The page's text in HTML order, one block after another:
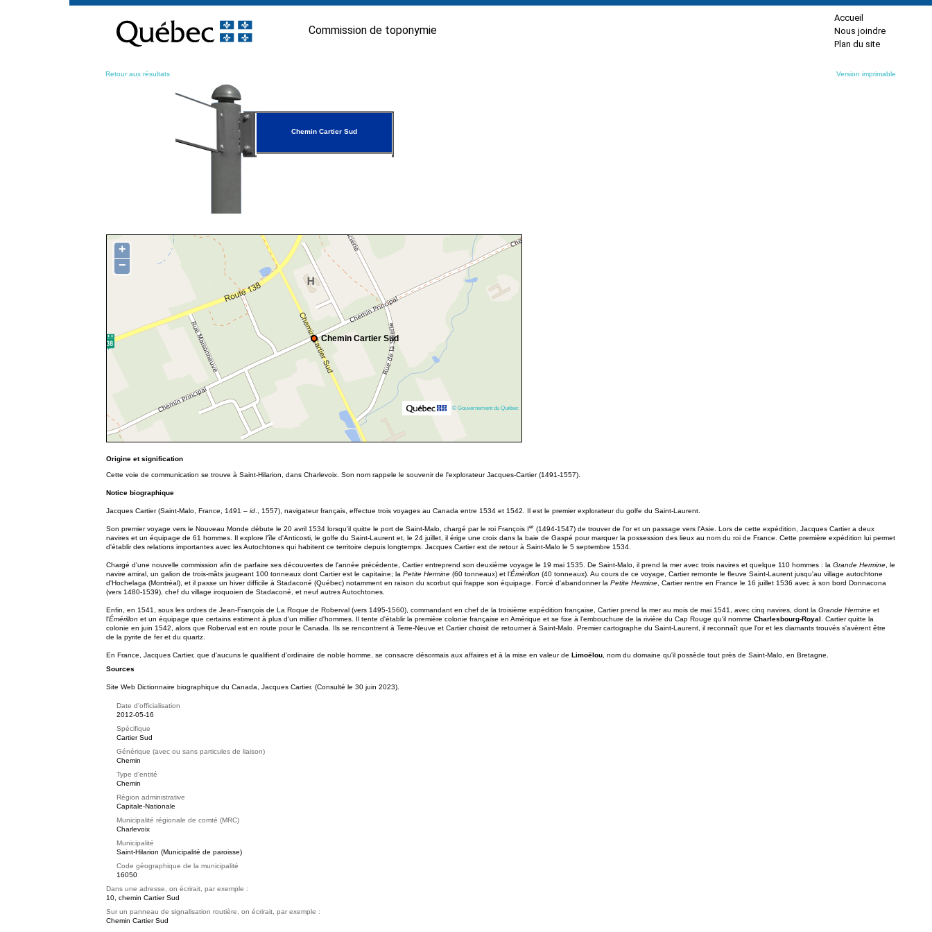
contenu
Commission de toponymie
Accueil
Nous joindre
Plan du site
Retour aux résultats Version imprimable
Chemin Cartier Sud
Chemin Cartier Sud
+
−
© Gouvernement du Québec
Origine et signification
Cette voie de communication se trouve à Saint-Hilarion, dans Charlevoix. Son nom rappele le souvenir de l'explorateur Jacques-Cartier (1491-1557).
Notice biographique
Jacques Cartier (Saint-Malo, France, 1491 – id ., 1557), navigateur français, effectue trois voyages au Canada entre 1534 et 1542. Il est le premier explorateur du golfe du Saint-Laurent.
Son premier voyage vers le Nouveau Monde débute le 20 avril 1534 lorsqu'il quitte le port de Saint-Malo, chargé par le roi François Ier (1494-1547) de trouver de l'or et un passage vers l'Asie. Lors de cette expédition, Jacques Cartier a deux
navires et un équipage de 61 hommes. Il explore l'île d'Anticosti, le golfe du Saint-Laurent et, le 24 juillet, il érige une croix dans la baie de Gaspé pour marquer la possession des lieux au nom du roi de France. Cette première expédition lui permet
d'établir des relations importantes avec les Autochtones qui habitent ce territoire depuis longtemps. Jacques Cartier est de retour à Saint-Malo le 5 septembre 1534.
Chargé d'une nouvelle commission afin de parfaire ses découvertes de l'année précédente, Cartier entreprend son deuxième voyage le 19 mai 1535. De Saint-Malo, il prend la mer avec trois navires et quelque 110 hommes : la Grande Hermine , le
navire amiral, un galion de trois-mâts jaugeant 100 tonneaux dont Cartier est le capitaine; la Petite Hermine (60 tonneaux) et l'Émérillon (40 tonneaux). Au cours de ce voyage, Cartier remonte le fleuve Saint-Laurent jusqu'au village autochtone
d'Hochelaga (Montréal), et il passe un hiver difficile à Stadaconé (Québec) notamment en raison du scorbut qui frappe son équipage. Forcé d'abandonner la Petite Hermine , Cartier rentre en France le 16 juillet 1536 avec à son bord Donnacona
(vers 1480-1539), chef du village iroquoien de Stadaconé, et neuf autres Autochtones.
Enfin, en 1541, sous les ordres de Jean-François de La Roque de Roberval (vers 1495-1560), commandant en chef de la troisième expédition française, Cartier prend la mer au mois de mai 1541, avec cinq navires, dont la Grande Hermine et
l'Émérillon et un équipage que certains estiment à plus d'un millier d'hommes. Il tente d'établir la première colonie française en Amérique et se fixe à l'embouchure de la rivière du Cap Rouge qu'il nomme Charlesbourg-Royal . Cartier quitte la
colonie en juin 1542, alors que Roberval est en route pour le Canada. Ils se rencontrent à Terre-Neuve et Cartier choisit de retourner à Saint-Malo. Premier cartographe du Saint-Laurent, il reconnaît que l'or et les diamants trouvés s'avèrent être
de la pyrite de fer et du quartz.
En France, Jacques Cartier, que d'aucuns le qualifient d'ordinaire de noble homme, se consacre désormais aux affaires et à la mise en valeur de Limoëlou , nom du domaine qu'il possède tout près de Saint-Malo, en Bretagne.
Sources
Site Web Dictionnaire biographique du Canada, Jacques Cartier. (Consulté le 30 juin 2023).
Date d'officialisation
2012-05-16
Spécifique
Cartier Sud
Générique (avec ou sans particules de liaison)
Chemin
Type d'entité
Chemin
Région administrative
Capitale-Nationale
Municipalité régionale de comté (MRC)
Charlevoix
Municipalité
Saint-Hilarion (Municipalité de paroisse)
Code géographique de la municipalité
16050
Dans une adresse, on écrirait, par exemple :
10, chemin Cartier Sud
Sur un panneau de signalisation routière, on écrirait, par exemple :
Chemin Cartier Sud